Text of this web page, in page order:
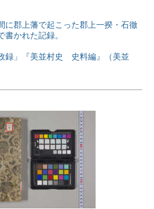
に郡上藩で起こった郡上一揆・石徹
かれた記録。
録」『美並村史 史料編』（美並